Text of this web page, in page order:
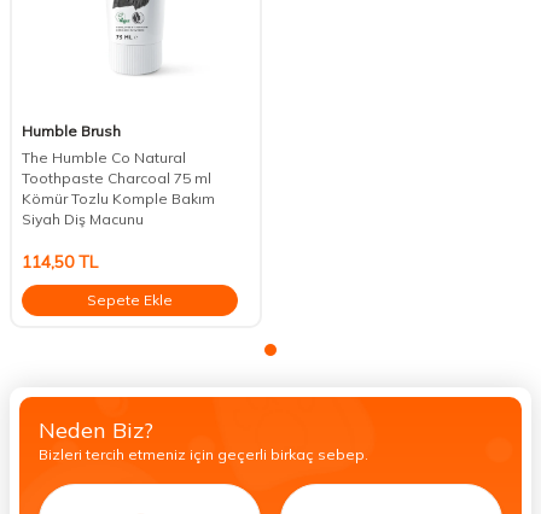
Humble Brush
The Humble Co Natural
Toothpaste Charcoal 75 ml
Kömür Tozlu Komple Bakım
Siyah Diş Macunu
114,50TL
Sepete Ekle
Neden Biz?
Bizleri tercih etmeniz için geçerli birkaç sebep.